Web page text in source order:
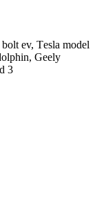
ev, Тesla model
Geely
3